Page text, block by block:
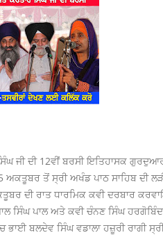
ਜੀ ਦੀ 12ਵੀਂ ਬਰਸੀ ਇਤਿਹਾਸਕ
ਤੋਂ ਸ੍ਰੀ ਅਖੰਡ ਪਾਠ ਸਾਹਿਬ ਦੀ
ਦੀ ਰਾਤ ਧਾਰਮਿਕ ਕਵੀ ਦਰਬਾਰ
ਸਿੰਘ ਪਾਲ ਅਤੇ ਕਵੀ ਚੰਨਣ ਸਿੰਘ
ਬਲਦੇਵ ਸਿੰਘ ਵਡਾਲਾ ਹਜ਼ੂਰੀ ਰਾਗੀ